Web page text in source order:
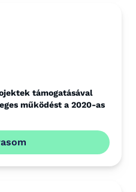
támogatásával
működést a 2020-as